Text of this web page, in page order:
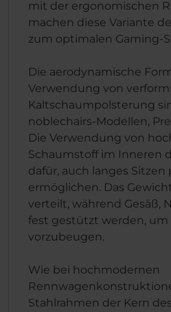
mit der ergonomischen
machen diese Variante
zum optimalen Gaming-
Die aerodynamische
Verwendung von
Kaltschaumpolsterung
noblechairs-Modellen,
Die Verwendung von
Schaumstoff im Inneren
dafür, auch langes Sitzen
ermöglichen. Das
verteilt, während Gesäß,
fest gestützt werden, um
vorzubeugen.
Wie bei hochmodernen
Stahlrahmen der Kern